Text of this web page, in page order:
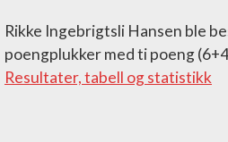
Rikke Ingebrigtsli Hansen ble
poengplukker med ti poeng
Resultater, tabell og statistikk